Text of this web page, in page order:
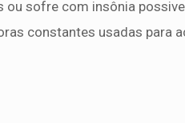
sofre com insônia
constantes usadas para